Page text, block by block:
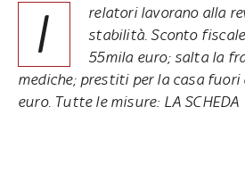
I
relatori lavorano alla
stabilità. Sconto
55mila euro; salta la
mediche; prestiti per la casa
euro. Tutte le misure: LA SCHEDA